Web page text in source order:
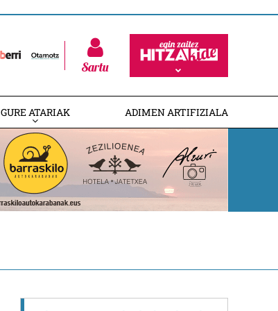
Sartu
GURE ATARIAK ADIMEN ARTIFIZIALA